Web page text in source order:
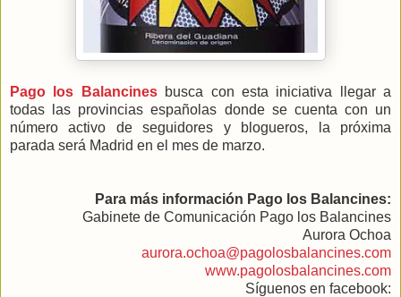
Pago los Balancinesbusca con esta iniciativa llegar a
todas las provincias españolas donde se cuenta con un
número activo de seguidores y blogueros, la próxima
parada será Madrid en el mes de marzo.
Para más información Pago los Balancines:
Gabinete de Comunicación Pago los Balancines
Aurora Ochoa
aurora.ochoa@pagolosbalancines.com
www.pagolosbalancines.com
Síguenos en facebook: